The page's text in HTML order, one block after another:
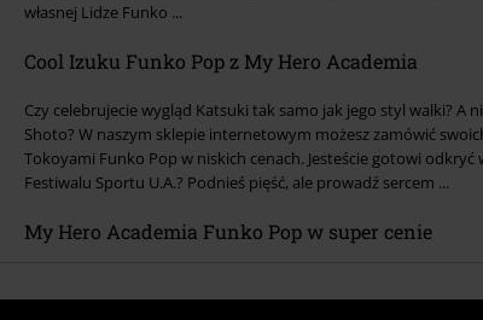
własnej Lidze Funko ...
Cool Izuku Funko Pop z My Hero Academia
Czy celebrujecie wygląd Katsuki tak samo jak jego styl walki? A
Shoto? W naszym sklepie internetowym możesz zamówić
Tokoyami Funko Pop w niskich cenach. Jesteście gotowi odkryć
Festiwalu Sportu U.A.? Podnieś pięść, ale prowadź sercem ...
My Hero Academia Funko Pop w super cenie